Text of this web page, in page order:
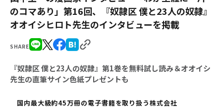
SHARE
のコマあり」第16回、『奴隷区 僕と23人の奴隷』
オオイシヒロト先生のインタビューを掲載
『奴隷区 僕と23人の奴隷』第1巻を無料試し読み＆オオイシ
先生の直筆サイン色紙プレゼントも
国内最大級約45万冊の電子書籍を取り扱う株式会社